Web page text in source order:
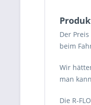
Der
beim
Wir
man
Die R-